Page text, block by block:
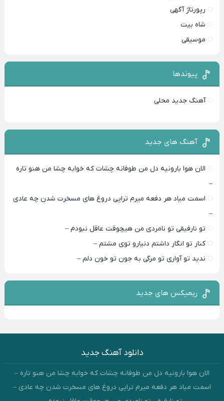
رپورتاژ آگهی
شاه بیت
موسیقی
پیوندها
آهنگ جدید محلی
آهنگ های جدید
الان هوا بارونیه دل من طوفانه چشات که خوابه چشا من هنو تاره
–
اسمت میاد هر دفعه میرم تراپی دروغ‌ های مسخرت شدن چه عادی
–
تو نارفیقی تو نامردی من هیچوقت عاقل نبودم –
کنار تو انگار داشتم دنیارو توی مشتم –
ندید تو آواری تو مرگی به جون تو خون دلم –
ریمیکس های جدید
دانلود آهنگ جدید
الان هوا بارونیه دل من طوفانه چشات که خوابه چشا من هنو تاره –
اسمت میاد هر دفعه میرم تراپی دروغ‌ های مسخرت شدن چه عادی –